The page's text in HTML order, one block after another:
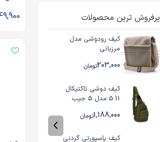
پرفروش ترین محصولات
کیف رودوشی مدل
مرزبانی
203,000تومان
کیف دوشی تاکتیکال
5.11 مدل 5 جیب
1,188,000تومان
کیف پاسپورتی گردنی